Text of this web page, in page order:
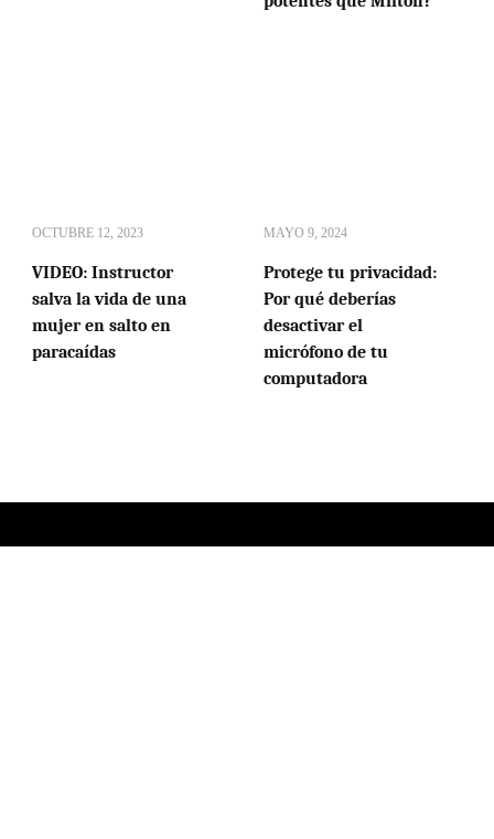
OCTUBRE 12, 2023
VIDEO: Instructor
salva la vida de una
mujer en salto en
paracaídas
MAYO 9, 2024
Protege tu privacidad:
Por qué deberías
desactivar el
micrófono de tu
computadora